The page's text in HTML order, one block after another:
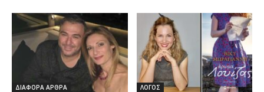
ΔΙΑΦΟΡΑ ΑΡΘΡΑ ΛΟΓΟΣ